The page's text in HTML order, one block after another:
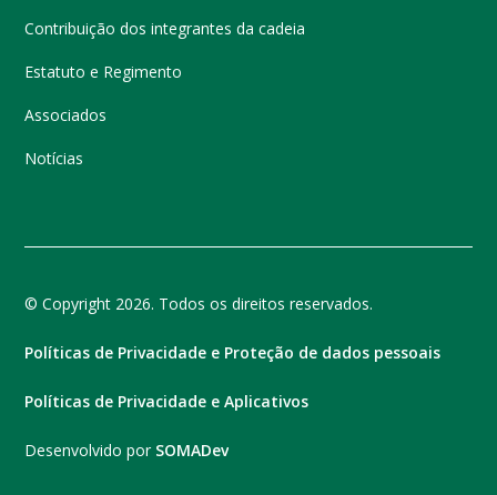
Contribuição dos integrantes da cadeia
Estatuto e Regimento
Associados
Notícias
© Copyright 2026. Todos os direitos reservados.
Políticas de Privacidade e Proteção de dados pessoais
Políticas de Privacidade e Aplicativos
Desenvolvido por SOMADev